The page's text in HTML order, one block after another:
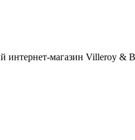
интернет-магазин Villeroy &